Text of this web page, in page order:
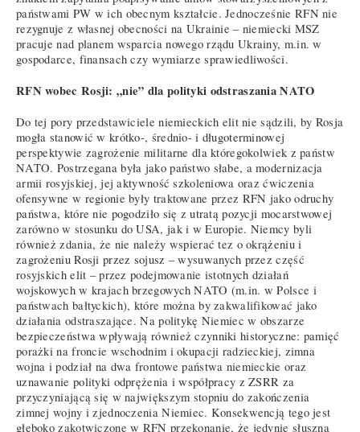
państwami PW w ich obecnym kształcie. Jednocześnie RFN nie
rezygnuje z własnej obecności na Ukrainie – niemiecki MSZ
pracuje nad planem wsparcia nowego rządu Ukrainy, m.in. w
gospodarce, finansach czy wymiarze sprawiedliwości.
RFN wobec Rosji: „nie” dla polityki odstraszania NATO
Do tej pory przedstawiciele niemieckich elit nie sądzili, by Rosja
mogła stanowić w krótko-, średnio- i długoterminowej
perspektywie zagrożenie militarne dla któregokolwiek z państw
NATO. Postrzegana była jako państwo słabe, a modernizacja
armii rosyjskiej, jej aktywność szkoleniowa oraz ćwiczenia
ofensywne w regionie były traktowane przez RFN jako odruchy
państwa, które nie pogodziło się z utratą pozycji mocarstwowej
zarówno w stosunku do USA, jak i w Europie. Niemcy byli
również zdania, że nie należy wspierać tez o okrążeniu i
zagrożeniu Rosji przez sojusz – wysuwanych przez część
rosyjskich elit – przez podejmowanie istotnych działań
wojskowych w krajach brzegowych NATO (m.in. w Polsce i
państwach bałtyckich), które można by zakwalifikować jako
działania odstraszające. Na politykę Niemiec w obszarze
bezpieczeństwa wpływają również czynniki historyczne: pamięć
porażki na froncie wschodnim i okupacji radzieckiej, zimna
wojna i podział na dwa frontowe państwa niemieckie oraz
uznawanie polityki odprężenia i współpracy z ZSRR za
przyczyniającą się w największym stopniu do zakończenia
zimnej wojny i zjednoczenia Niemiec. Konsekwencją tego jest
głęboko zakotwiczone w RFN przekonanie, że jedynie słuszną